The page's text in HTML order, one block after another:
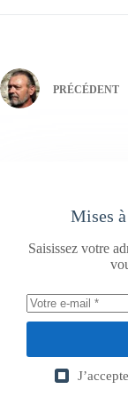
PRÉCÉDENT
Mises
Saisissez votre